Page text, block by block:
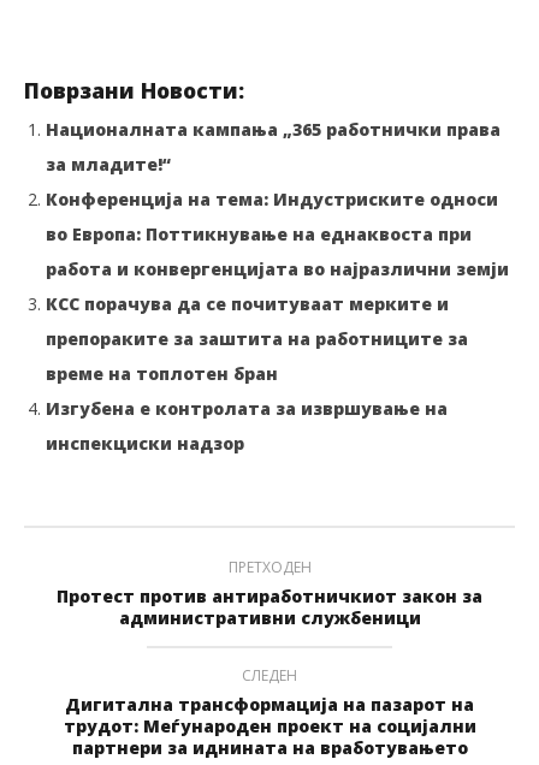
Поврзани Новости:
Националната кампања „365 работнички права
за младите!“
Конференција на тема: Индустриските односи
во Европа: Поттикнување на еднаквоста при
работа и конвергенцијата во најразлични земји
КСС порачува да се почитуваат мерките и
препораките за заштита на работниците за
време на топлотен бран
Изгубена е контролата за извршување на
инспекциски надзор
ПРЕТХОДЕН
Протест против антиработничкиот закон за
административни службеници
СЛЕДЕН
Дигитална трансформација на пазарот на
трудот: Меѓународен проект на социјални
партнери за иднината на вработувањето